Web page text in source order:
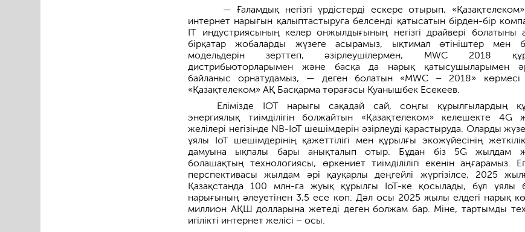
— Ғаламдық негізгі үрдістерді ескере отырып,
интернет нарығын қалыптастыруға белсенді қатысатын бірден-бір
IT индустриясының келер онжылдығының негізгі драйвері болатыны
бірқатар жобаларды жүзеге асырамыз, ықтимал өтініштер мен
модельдерін зерттеп, әзірлеушілермен, MWC 2018
дистрибьюторларымен және басқа да нарық қатысушыларымен
байланыс орнатудамыз, — деген болатын «MWC – 2018» көрмесі
«Қазақтелеком» АҚ Басқарма төрағасы Қуанышбек Есекеев.
Елімізде IOT нарығы сақадай сай, соңғы құрылғылардың
энергиялық тиімділігін болжайтын «Қазақтелеком» келешекте 4G
желілері негізінде NB-IoT шешімдерін әзірлеуді қарастыруда. Оларды
ұялы IoT шешімдерінің қажеттілігі мен құрылғы экожүйесінің
дамуына ықпалы бары анықталып отыр. Бұдан біз 5G жылдам
болашақтың технологиясы, өркениет тиімділілігі екенін аңғарамыз.
перспективасы жылдам әрі қауқарлы деңгейлі жүргізілсе, 2025
Қазақстанда 100 млн-ға жуық құрылғы IoT-ке қосылады, бұл ұялы
нарығының әлеуетінен 3,5 есе көп. Дәл осы 2025 жылы елдегі нарық
миллион АҚШ долларына жетеді деген болжам бар. Міне, тартымды
игілікті интернет желісі – осы.